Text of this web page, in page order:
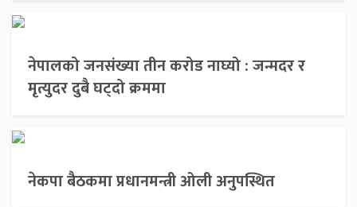
नेपालको जनसंख्या तीन करोड नाघ्यो : जन्मदर र
मृत्युदर दुबै घट्दो क्रममा
नेकपा बैठकमा प्रधानमन्त्री ओली अनुपस्थित